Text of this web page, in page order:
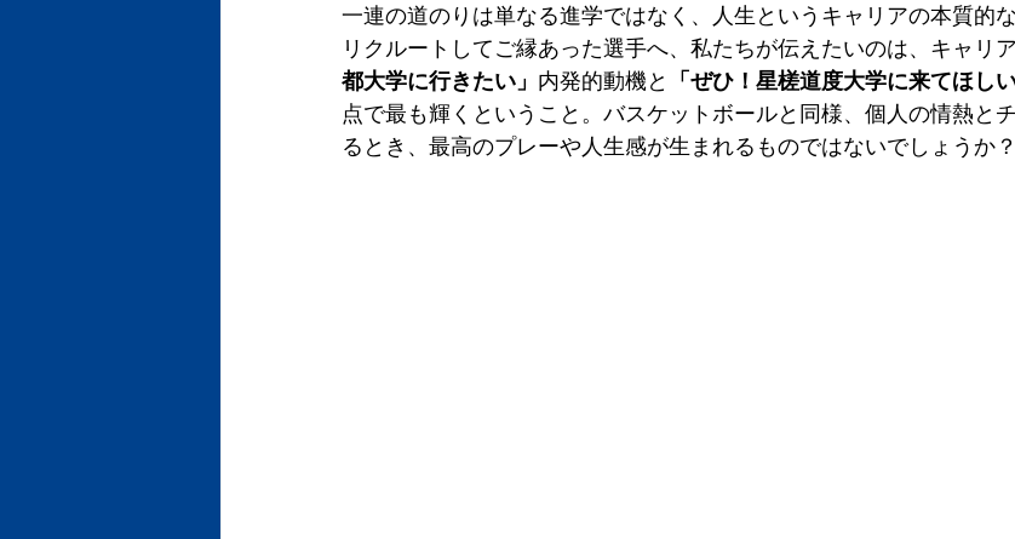
一連の道のりは単なる進学ではなく、人生というキャリアの本質的な
リクルートしてご縁あった選手へ、私たちが伝えたいのは、キャリ
都大学に行きたい」 内発的動機と 「ぜひ！星槎道度大学に来てほしい
点で最も輝くということ。バスケットボールと同様、個人の情熱と
るとき、最高のプレーや人生感が生まれるものではないでしょうか？